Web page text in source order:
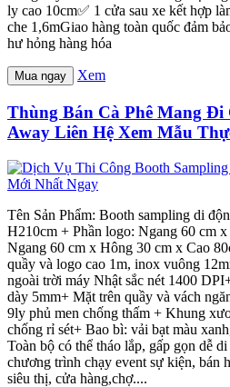
ly cao 10cm✅ 1 cửa sau xe kết hợp
che 1,6mGiao hàng toàn quốc đảm
hư hỏng hàng hóa
Mua ngay Xem
Thùng Bán Cà Phê Mang Đi
Away Liên Hệ Xem Mẫu
Tên Sản Phẩm: Booth sampling di
H210cm + Phần logo: Ngang 60 cm
Ngang 60 cm x Hông 30 cm x Cao
quầy và logo cao 1m, inox vuông
ngoài trời máy Nhật sắc nét 1400
dày 5mm+ Mặt trên quầy và vách
9ly phủ men chống thấm + Khung
chống rỉ sét+ Bao bì: vải bạt màu
Toàn bộ có thể tháo lắp, gấp gọn dễ
chương trình chạy event sự kiện, bán
siêu thị, cửa hàng,chợ....